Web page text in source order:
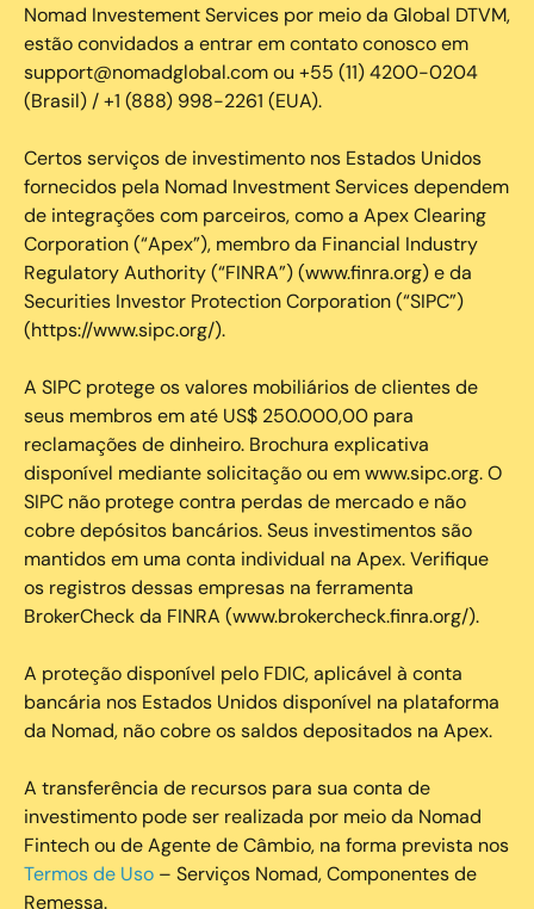
Nomad Investement Services por meio da Global DTVM,
estão convidados a entrar em contato conosco em
support@nomadglobal.com ou +55 (11) 4200-0204
(Brasil) / +1 (888) 998-2261 (EUA).
Certos serviços de investimento nos Estados Unidos
fornecidos pela Nomad Investment Services dependem
de integrações com parceiros, como a Apex Clearing
Corporation (“Apex”), membro da Financial Industry
Regulatory Authority (“FINRA”) (www.finra.org) e da
Securities Investor Protection Corporation (“SIPC”)
(https://www.sipc.org/).
A SIPC protege os valores mobiliários de clientes de
seus membros em até US$ 250.000,00 para
reclamações de dinheiro. Brochura explicativa
disponível mediante solicitação ou em www.sipc.org. O
SIPC não protege contra perdas de mercado e não
cobre depósitos bancários. Seus investimentos são
mantidos em uma conta individual na Apex. Verifique
os registros dessas empresas na ferramenta
BrokerCheck da FINRA (www.brokercheck.finra.org/).
A proteção disponível pelo FDIC, aplicável à conta
bancária nos Estados Unidos disponível na plataforma
da Nomad, não cobre os saldos depositados na Apex.
A transferência de recursos para sua conta de
investimento pode ser realizada por meio da Nomad
Fintech ou de Agente de Câmbio, na forma prevista nos
Termos de Uso – Serviços Nomad, Componentes de
Remessa.